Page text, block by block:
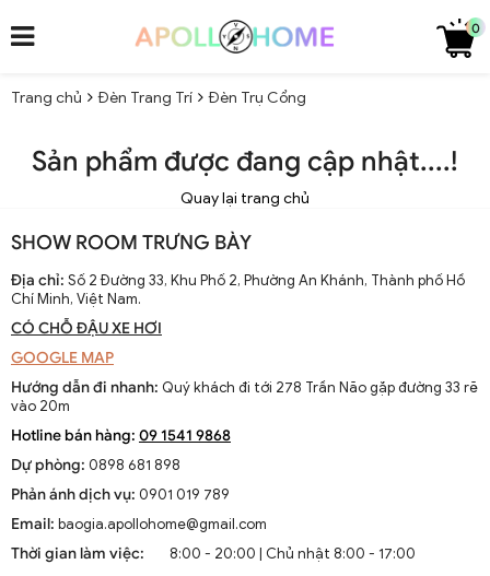
0
Trang chủ Đèn Trang Trí Đèn Trụ Cổng
Sản phẩm được đang cập nhật....!
Quay lại trang chủ
SHOW ROOM TRƯNG BÀY
Địa chỉ: Số 2 Đường 33, Khu Phố 2, Phường An Khánh, Thành phố Hồ
Chí Minh, Việt Nam.
CÓ CHỖ ĐẬU XE HƠI
GOOGLE MAP
Hướng dẫn đi nhanh: Quý khách đi tới 278 Trần Não gặp đường 33 rẽ
vào 20m
Hotline bán hàng: 09 1541 9868
Dự phòng: 0898 681 898
Phản ánh dịch vụ: 0901 019 789
Email: baogia.apollohome@gmail.com
Thời gian làm việc:
8:00 - 20:00 | Chủ nhật 8:00 - 17:00